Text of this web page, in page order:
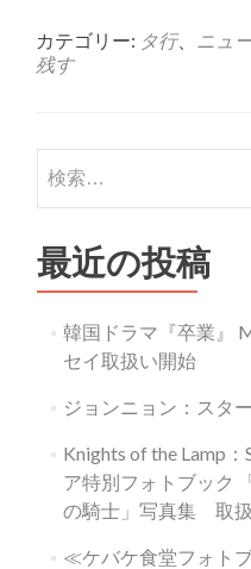
about
chilly『SITCOM』
カテゴリー: タ行、 ニュ
残す
索:
最近の投稿
韓国ドラマ『卒業』
セイ取扱い開始
ジョンニョン：スタ
Knights of the Lamp
ア特別フォトブック
の騎士」写真集 取
≪ケバケ食堂フォト